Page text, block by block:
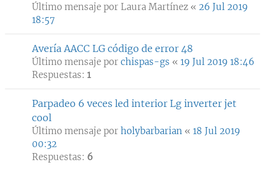
Último mensaje por Laura Martínez « 26 Jul 2019
18:57
Avería AACC LG código de error 48
Último mensaje por chispas-gs « 19 Jul 2019 18:46
Respuestas: 1
Parpadeo 6 veces led interior Lg inverter jet
cool
Último mensaje por holybarbarian « 18 Jul 2019
00:32
Respuestas: 6